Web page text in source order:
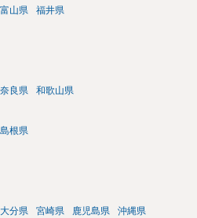
富山県 福井県
奈良県 和歌山県
島根県
大分県 宮崎県 鹿児島県 沖縄県